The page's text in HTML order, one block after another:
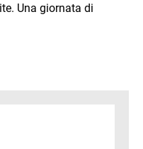
Una giornata di